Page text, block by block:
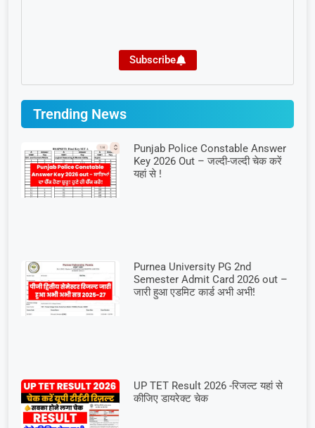
Subscribe
Trending News
Punjab Police Constable Answer
Key 2026 Out – जल्दी-जल्दी चेक करें
यहां से !
Purnea University PG 2nd
Semester Admit Card 2026 out –
जारी हुआ एडमिट कार्ड अभी अभी!
UP TET Result 2026 -रिजल्ट यहां से
कीजिए डायरेक्ट चेक